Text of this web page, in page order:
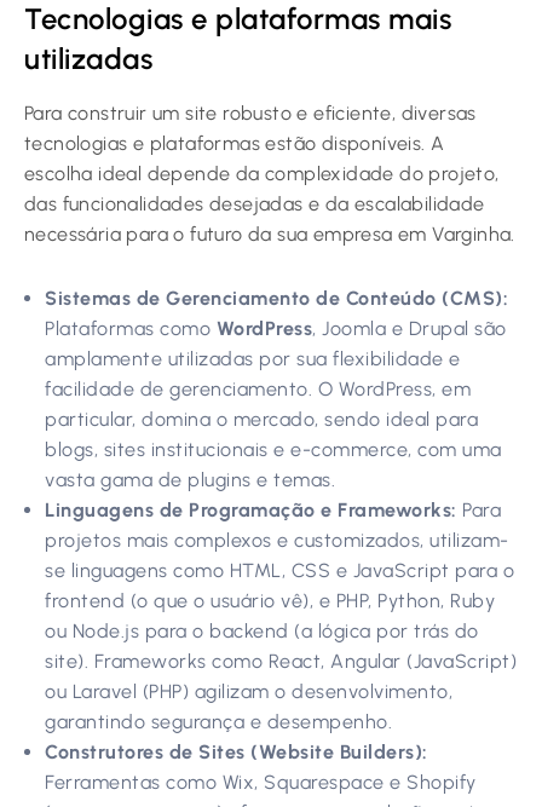
Tecnologias e plataformas mais
utilizadas
Para construir um site robusto e eficiente, diversas
tecnologias e plataformas estão disponíveis. A
escolha ideal depende da complexidade do projeto,
das funcionalidades desejadas e da escalabilidade
necessária para o futuro da sua empresa em Varginha.
Sistemas de Gerenciamento de Conteúdo (CMS):
Plataformas como WordPress, Joomla e Drupal são
amplamente utilizadas por sua flexibilidade e
facilidade de gerenciamento. O WordPress, em
particular, domina o mercado, sendo ideal para
blogs, sites institucionais e e-commerce, com uma
vasta gama de plugins e temas.
Linguagens de Programação e Frameworks: Para
projetos mais complexos e customizados, utilizam-
se linguagens como HTML, CSS e JavaScript para o
frontend (o que o usuário vê), e PHP, Python, Ruby
ou Node.js para o backend (a lógica por trás do
site). Frameworks como React, Angular (JavaScript)
ou Laravel (PHP) agilizam o desenvolvimento,
garantindo segurança e desempenho.
Construtores de Sites (Website Builders):
Ferramentas como Wix, Squarespace e Shopify